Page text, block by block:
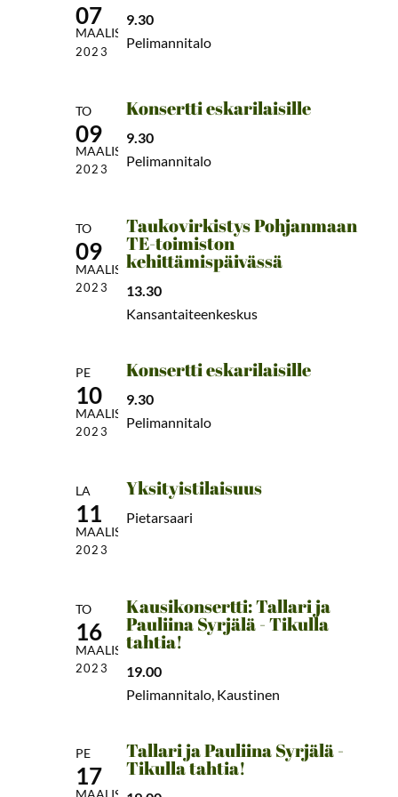
07
MAALIS
2023
9.30
Pelimannitalo
TO
09
MAALIS
2023
Konsertti eskarilaisille
9.30
Pelimannitalo
TO
09
MAALIS
2023
Taukovirkistys Pohjanmaan
TE-toimiston
kehittämispäivässä
13.30
Kansantaiteenkeskus
PE
10
MAALIS
2023
Konsertti eskarilaisille
9.30
Pelimannitalo
LA
11
MAALIS
2023
Yksityistilaisuus
Pietarsaari
TO
16
MAALIS
2023
Kausikonsertti: Tallari ja
Pauliina Syrjälä - Tikulla
tahtia!
19.00
Pelimannitalo, Kaustinen
PE
17
MAALIS
Tallari ja Pauliina Syrjälä -
Tikulla tahtia!